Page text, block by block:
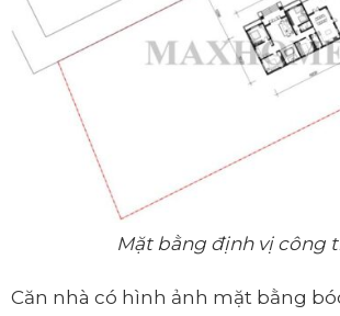
Mặt bằng định vị công
Căn nhà có hình ảnh mặt bằng